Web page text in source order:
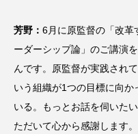
芳野： 6月に原監督の「改
ーダーシップ論」のご講演
んです。原監督が実践され
いう組織が1つの目標に向
いる。もっとお話を伺いた
ただいて心から感謝します。